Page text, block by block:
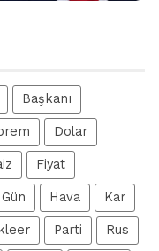
Başkanı
Dolar
Fiyat
Gün Hava Kar
Parti Rus